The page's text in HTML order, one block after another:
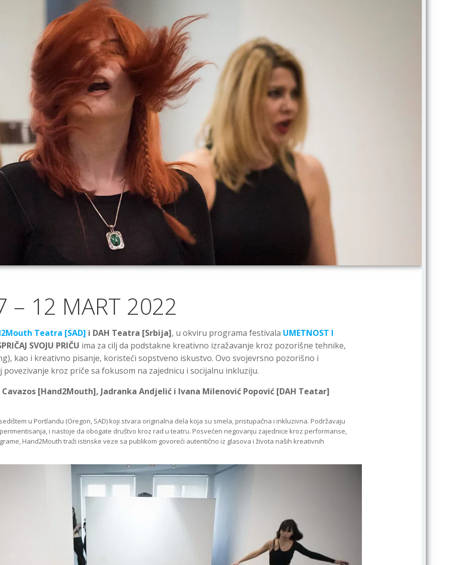
– 12 MART 2022
Teatra [SAD] i DAH Teatra [Srbija], u okviru programa festivala UMETNOST I
SVOJU PRIČU ima za cilj da podstakne kreativno izražavanje kroz pozorišne tehnike,
kao i kreativno pisanje, koristeći sopstveno iskustvo. Ovo svojevrsno pozorišno i
kroz priče sa fokusom na zajednicu i socijalnu inkluziju.
[Hand2Mouth], Jadranka Andjelić i Ivana Milenović Popović [DAH Teatar]
u Portlandu (Oregon, SAD) koji stvara originalna dela koja su smela, pristupačna i inkluzivna. Podržavaju
i nastoje da obogate društvo kroz rad u teatru. Posvećen negovanju zajednice kroz performanse,
Hand2Mouth traži istinske veze sa publikom govoreći autentično iz glasova i života naših kreativnih